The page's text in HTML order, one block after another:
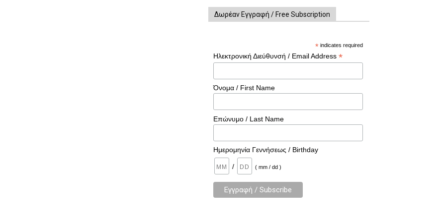
Δωρέαν Εγγραφή / Free Subscription
* indicates required
Ηλεκτρονική Διεύθυνσή / Email Address *
Όνομα / First Name
Επώνυμο / Last Name
Ημερομηνία Γεννήσεως / Birthday
/ ( mm / dd )